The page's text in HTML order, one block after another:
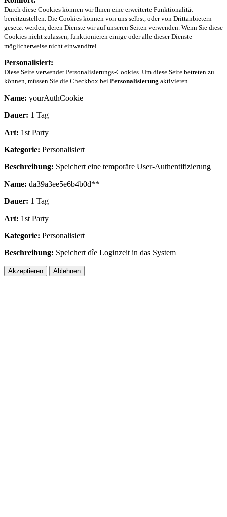
Durch diese Cookies können wir Ihnen eine erweiterte Funktionalität
bereitzustellen. Die Cookies können von uns selbst, oder von Drittanbietern
gesetzt werden, deren Dienste wir auf unseren Seiten verwenden. Wenn Sie diese
Cookies nicht zulassen, funktionieren einige oder alle dieser Dienste
möglicherweise nicht einwandfrei.
Personalisiert:
Diese Seite verwendet Personalisierungs-Cookies. Um diese Seite betreten zu
können, müssen Sie die Checkbox bei Personalisierung aktivieren.
Name: yourAuthCookie
Dauer: 1 Tag
Art: 1st Party
Kategorie: Personalisiert
Beschreibung: Speichert eine temporäre User-Authentifizierung
Name: da39a3ee5e6b4b0d**
Dauer: 1 Tag
Art: 1st Party
Kategorie: Personalisiert
Beschreibung: Speichert dîe Loginzeit in das System
Akzeptieren Ablehnen